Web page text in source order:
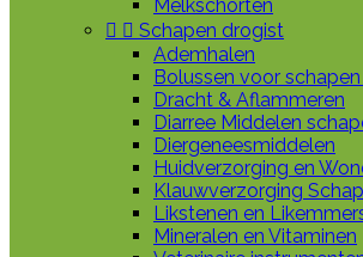
Melkschorten
  Schapen drogist
Ademhalen
Bolussen voor
Dracht & Aflammeren
Diarree Middelen
Diergeneesmiddelen
Huidverzorging en
Klauwverzorging
Likstenen en
Mineralen en Vitaminen